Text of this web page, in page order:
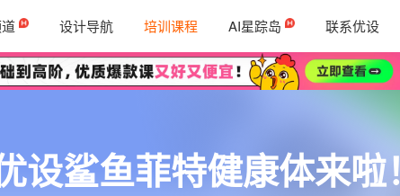
设计导航 培训课程 AI星踪岛 联系优设
设鲨鱼菲特健康体来啦！